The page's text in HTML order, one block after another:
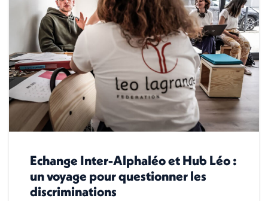
Echange Inter-Alphaléo et Hub Léo :
un voyage pour questionner les
discriminations